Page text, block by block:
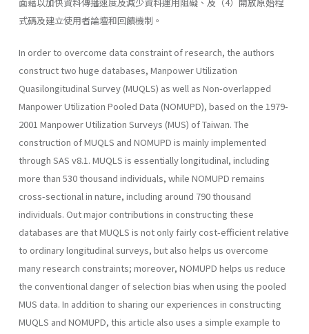
式碼及建立使用者論壇和回饋機制。
In order to overcome data constraint of research, the authors
construct two huge databases, Manpower Utilization
Quasilongitudinal Survey (MUQLS) as well as Non-overlapped
Manpower Utilization Pooled Data (NOMUPD), based on the 1979-
2001 Manpower Utilization Surveys (MUS) of Taiwan. The
construction of MUQLS and NOMUPD is mainly implemented
through SAS v8.1. MUQLS is essentially longitudinal, including
more than 530 thousand individuals, while NOMUPD remains
cross-sectional in nature, including around 790 thousand
individuals. Out major contributions in constructing these
databases are that MUQLS is not only fairly cost-efficient relative
to ordinary longitudinal surveys, but also helps us overcome
many research constraints; moreover, NOMUPD helps us reduce
the conventional danger of selection bias when using the pooled
MUS data. In addition to sharing our experiences in constructing
MUQLS and NOMUPD, this article also uses a simple example to